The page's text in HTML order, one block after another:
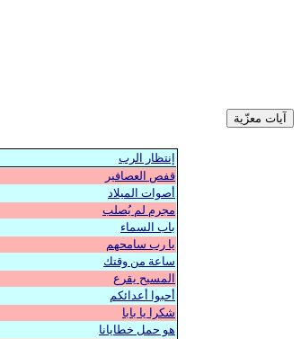
إنتظار الرب
قفص العصافير
أصوات الميلاد
مجرم لم يُصلب
باب السماء
يا رب سامحهم
ساعة من وقتك
المسيح يقرع
أحبوا أعدائكم
شكرا يا بابا
هو حمل خطايانا